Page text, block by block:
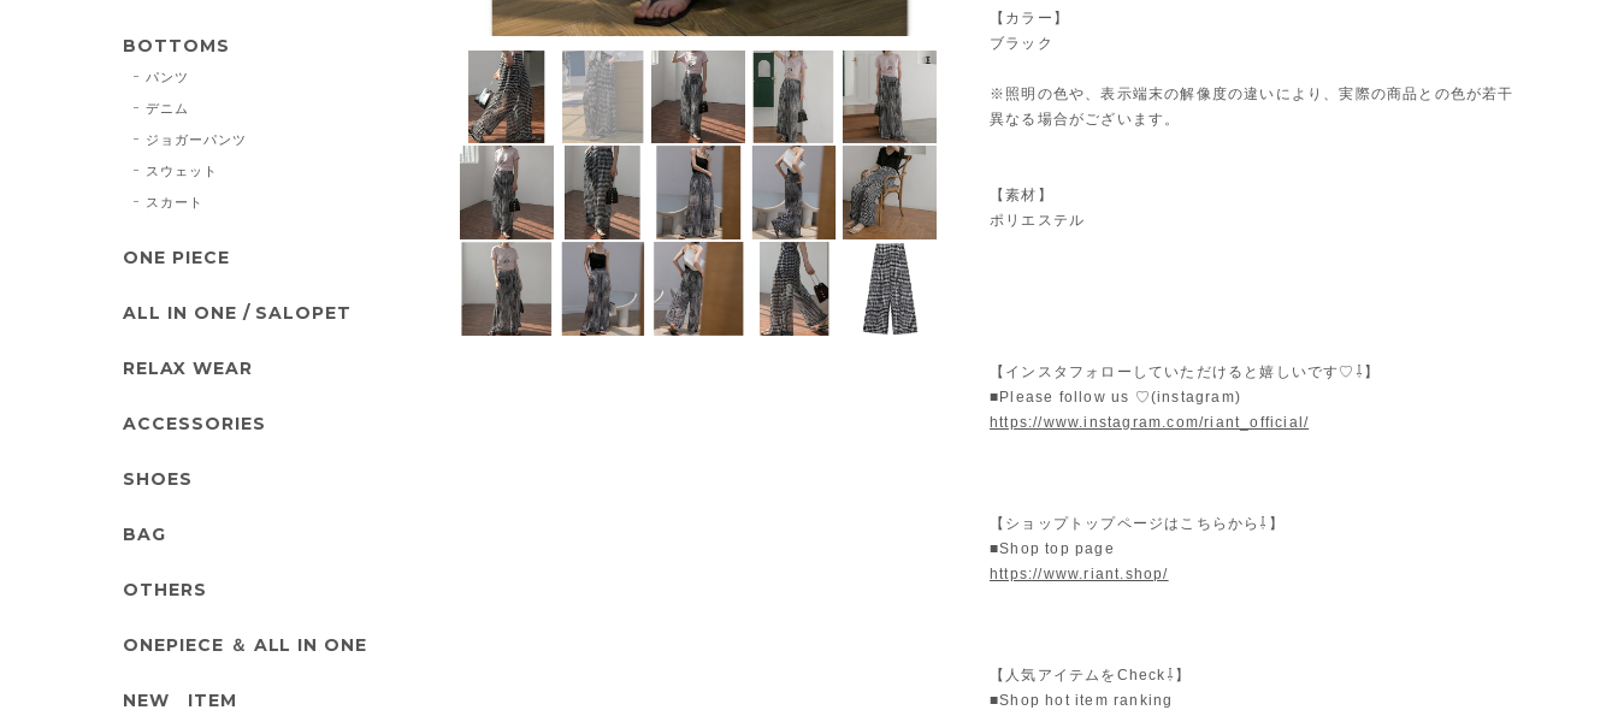
【カラー】
ブラック
※照明の色や、表示端末の解像度の違いにより、実際の商品との色が若干
異なる場合がございます。
【素材】
ポリエステル
【インスタフォローしていただけると嬉しいです♡⇩】
■Please follow us ♡(instagram)
https://www.instagram.com/riant_official/
【ショップトップページはこちらから⇩】
■Shop top page
https://www.riant.shop/
【人気アイテムをCheck⇩】
■Shop hot item ranking
BOTTOMS
パンツ
デニム
ジョガーパンツ
スウェット
スカート
ONE PIECE
ALL IN ONE / SALOPET
RELAX WEAR
ACCESSORIES
SHOES
BAG
OTHERS
ONEPIECE ＆ ALL IN ONE
NEW ITEM